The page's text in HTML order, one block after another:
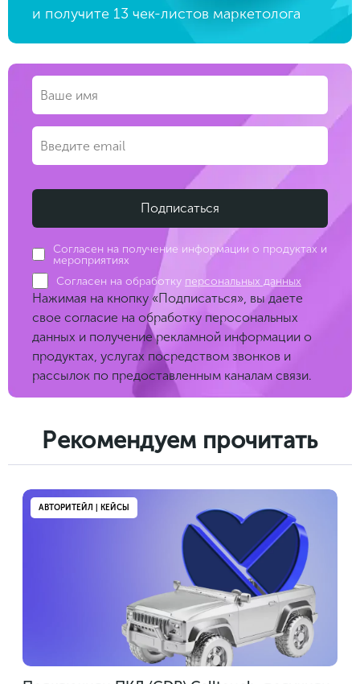
и получите 13 чек-листов маркетолога
Согласен на получение информации о продуктах и
мероприятиях
Согласен на обработку персональных данных
Нажимая на кнопку «Подписаться», вы даете
свое согласие на обработку перосональных
данных и получение рекламной информации о
продуктах, услугах посредством звонков и
рассылок по предоставленным каналам связи.
Рекомендуем прочитать
АВТОРИТЕЙЛ | КЕЙСЫ